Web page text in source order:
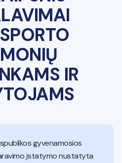
IR
gyvenamosios
įstatymo nustatyta